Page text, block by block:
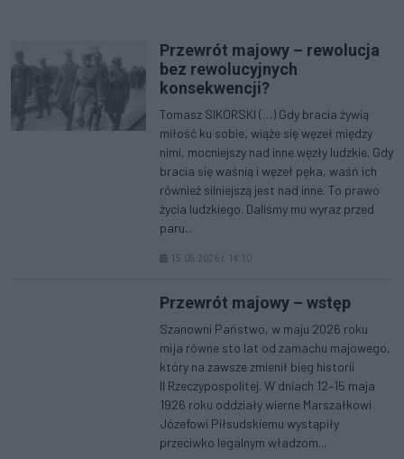
Przewrót majowy – rewolucja
bez rewolucyjnych
konsekwencji?
Tomasz SIKORSKI (…) Gdy bracia żywią
miłość ku sobie, wiąże się węzeł między
nimi, mocniejszy nad inne węzły ludzkie. Gdy
bracia się waśnią i węzeł pęka, waśń ich
również silniejszą jest nad inne. To prawo
życia ludzkiego. Daliśmy mu wyraz przed
paru...
15.05.2026 r. 14:10
Przewrót majowy – wstęp
Szanowni Państwo, w maju 2026 roku
mija równe sto lat od zamachu majowego,
który na zawsze zmienił bieg historii
II Rzeczypospolitej. W dniach 12–15 maja
1926 roku oddziały wierne Marszałkowi
Józefowi Piłsudskiemu wystąpiły
przeciwko legalnym władzom...